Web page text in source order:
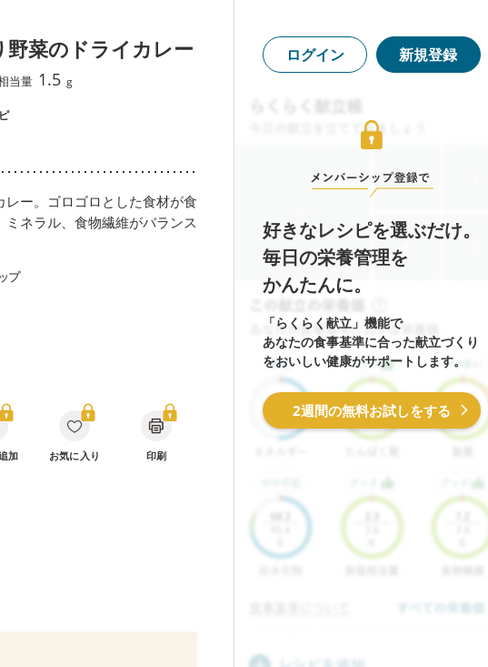
菜のドライカレー
当量 1.5 g
レー。ゴロゴロとした食材が食
ネラル、食物繊維がバランス
プ
加 お気に入り 印刷
ログイン 新規登録
好きなレシピを選ぶだけ。
毎日の栄養管理を
かんたんに。
「らくらく献立」機能で
あなたの食事基準に合った献立づくり
をおいしい健康がサポートします。
2週間の無料お試しをする